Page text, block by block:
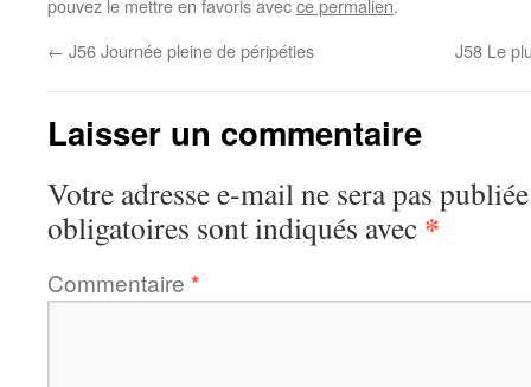
pouvez le mettre en favoris avecce permalien.
← J56 Journée pleine de péripéties J58 Le
Laisser un commentaire
Votre adresse e-mail ne sera pas
obligatoires sont indiqués avec *
Commentaire *